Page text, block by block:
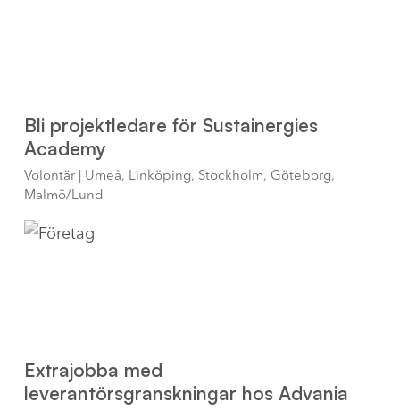
Bli projektledare för Sustainergies
Academy
Volontär | Umeå, Linköping, Stockholm, Göteborg,
Malmö/Lund
Extrajobba med
leverantörsgranskningar hos Advania